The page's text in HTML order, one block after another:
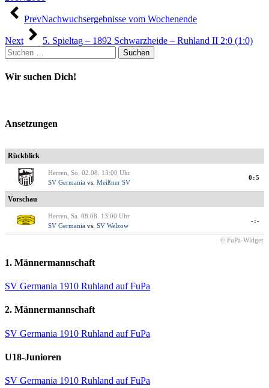
Beitragsnavigation
PrevNachwuchsergebnisse vom Wochenende
Next
5. Spieltag – 1892 Schwarzheide – Ruhland II 2:0 (1:0)
Suchen
nach:
Wir suchen Dich!
Ansetzungen
Rückblick
Herren, So. 02.08. 13:00 Uhr
SV Germania vs. Meißner SV
0:5
Vorschau
Herren, Sa. 08.08. 13:00 Uhr
SV Germania vs. SV Welzow
-:-
© FuPa-Widget
1. Männermannschaft
SV Germania 1910 Ruhland auf FuPa
2. Männermannschaft
SV Germania 1910 Ruhland auf FuPa
U18-Junioren
SV Germania 1910 Ruhland auf FuPa